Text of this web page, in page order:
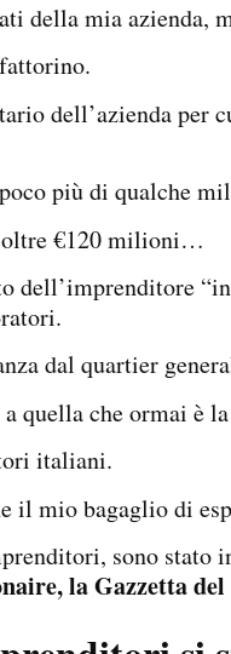
della mia azienda,
dell’azienda per
più di qualche
oltre €120 milioni…
dell’imprenditore
dal quartier
quella che ormai è
italiani.
il mio bagaglio di
sono stato
la Gazzetta